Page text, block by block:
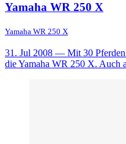
Yamaha WR 250 X
Yamaha WR 250 X
31. Jul 2008 — Mit 30 Pferden
die Yamaha WR 250 X. Auch